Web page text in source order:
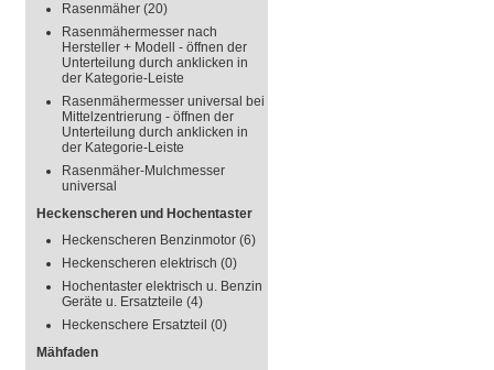
Rasenmäher (20)
Rasenmähermesser nach
Hersteller + Modell - öffnen der
Unterteilung durch anklicken in
der Kategorie-Leiste
Rasenmähermesser universal bei
Mittelzentrierung - öffnen der
Unterteilung durch anklicken in
der Kategorie-Leiste
Rasenmäher-Mulchmesser
universal
Heckenscheren und Hochentaster
Heckenscheren Benzinmotor (6)
Heckenscheren elektrisch (0)
Hochentaster elektrisch u. Benzin
Geräte u. Ersatzteile (4)
Heckenschere Ersatzteil (0)
Mähfaden